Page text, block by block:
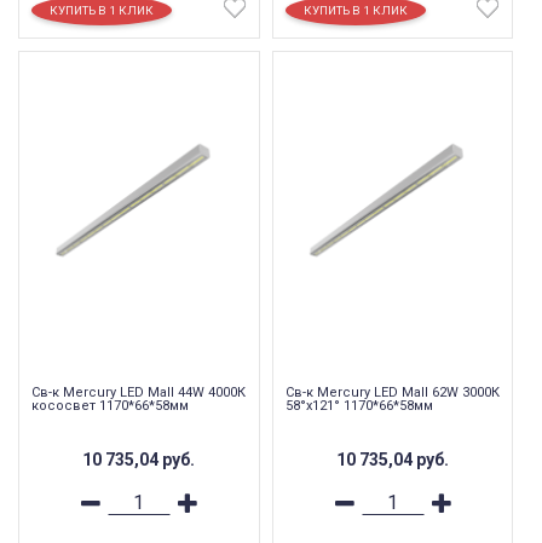
Св-к Mercury LED Mall 44W 4000К
кососвет 1170*66*58мм
10 735,04 руб.
Св-к Mercury LED Mall 62W 3000К
58°x121° 1170*66*58мм
10 735,04 руб.